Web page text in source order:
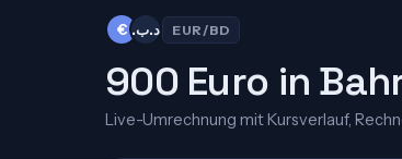
€ .د.ب EUR/BD
900 Euro in
Live-Umrechnung mit Kursverlauf,